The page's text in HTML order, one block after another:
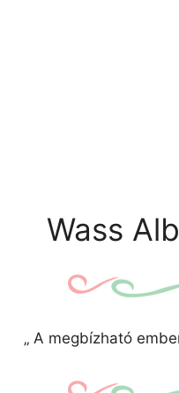
Wass
„ A megbízható